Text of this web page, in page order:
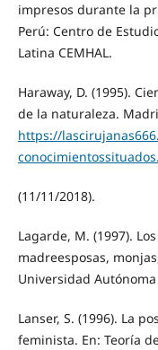
impresos durante la
Perú: Centro de
Latina CEMHAL.
Haraway, D. (1995).
de la naturaleza.
https://
(11/11/2018).
Lagarde, M. (1997).
madreesposas,
Universidad
Lanser, S. (1996). La
feminista. En: Teoría